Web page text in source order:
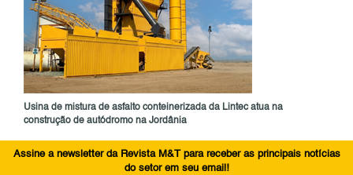
Usina de mistura de asfalto conteinerizada da Lintec atua na
construção de autódromo na Jordânia
Assine a newsletter da Revista M&T para receber as principais notícias
do setor em seu email!